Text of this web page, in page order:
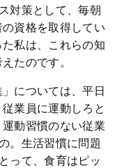
対策として、毎朝
資格を取得してい
私は、これらの知
たのです。
については、平日
業員に運動しろと
動習慣のない従業
。生活習慣に問題
って、食育はピッ